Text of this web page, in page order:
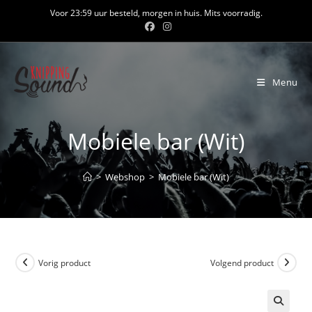
inhoud
Voor 23:59 uur besteld, morgen in huis. Mits voorradig.
Menu
Mobiele bar (Wit)
> Webshop > Mobiele bar (Wit)
Vorig product Volgend product